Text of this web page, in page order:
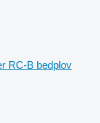
RC-B bedplov